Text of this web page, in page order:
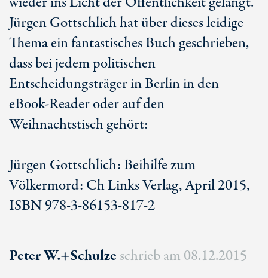
Jürgen Gottschlich hat über dieses leidige
Thema ein fantastisches Buch geschrieben,
dass bei jedem politischen
Entscheidungsträger in Berlin in den
eBook-Reader oder auf den
Weihnachtstisch gehört:
Jürgen Gottschlich: Beihilfe zum
Völkermord: Ch Links Verlag, April 2015,
ISBN 978-3-86153-817-2
Peter W.+Schulze schrieb am 08.12.2015